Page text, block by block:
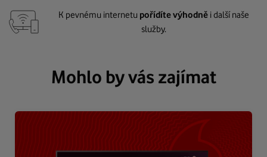
K pevnému internetu pořídíte výhodně i další naše
služby.
Mohlo by vás zajímat